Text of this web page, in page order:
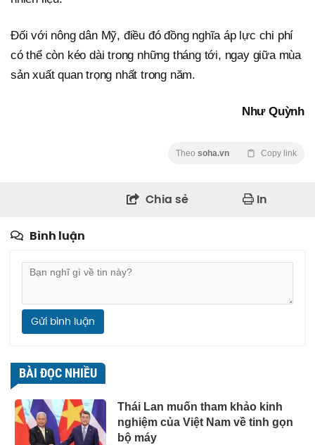
Đối với nông dân Mỹ, điều đó đồng nghĩa áp lực chi phí
có thể còn kéo dài trong những tháng tới, ngay giữa mùa
sản xuất quan trọng nhất trong năm.
Như Quỳnh
Theo soha.vn Copy link
Chia sẻ In
Bình luận
Gửi bình luận
BÀI ĐỌC NHIỀU
Thái Lan muốn tham khảo kinh
nghiệm của Việt Nam về tinh gọn
bộ máy